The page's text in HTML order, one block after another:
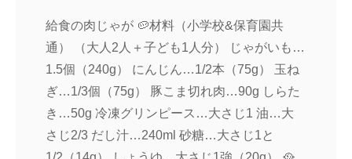
給食の肉じゃが 🥔材料（小学校&保育園共
通） （大人2人＋子ども1人分） じゃがいも…
1.5個（240g） にんじん…1/2本（75g） 玉ね
ぎ…1/3個（75g） 豚こま切れ肉…90g しらた
き…50g 冷凍グリンピース…大さじ1 油…大
さじ2/3 だし汁…240ml 砂糖…大さじ1と